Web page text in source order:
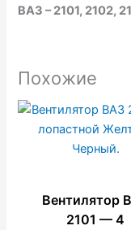
ВАЗ – 2101, 2102,
Похожие
Вентилятор
2101 — 4